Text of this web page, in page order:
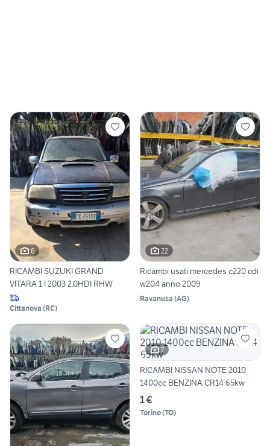
6
RICAMBI SUZUKI GRAND
VITARA 1 I 2003 2.0HDI RHW
Cittanova (RC)
22
Ricambi usati mercedes c220 cdi
w204 anno 2009
Ravanusa (AG)
7
RICAMBI NISSAN NOTE 2010
1400cc BENZINA CR14 65kw
1 €
Torino(TO)